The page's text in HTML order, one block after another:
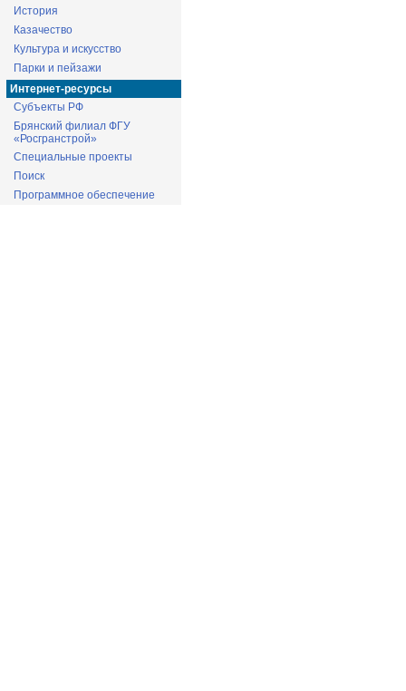
История
Казачество
Культура и искусство
Парки и пейзажи
Интернет-ресурсы
Субъекты РФ
Брянский филиал ФГУ
«Росгранстрой»
Специальные проекты
Поиск
Программное обеспечение